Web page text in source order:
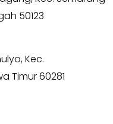
50123
Kec.
Timur 60281